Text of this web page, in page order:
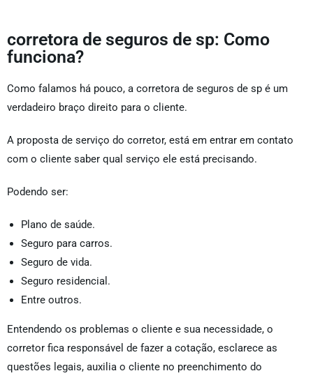
corretora de seguros de sp: Como
funciona?
Como falamos há pouco, a corretora de seguros de sp é um
verdadeiro braço direito para o cliente.
A proposta de serviço do corretor, está em entrar em contato
com o cliente saber qual serviço ele está precisando.
Podendo ser:
Plano de saúde.
Seguro para carros.
Seguro de vida.
Seguro residencial.
Entre outros.
Entendendo os problemas o cliente e sua necessidade, o
corretor fica responsável de fazer a cotação, esclarece as
questões legais, auxilia o cliente no preenchimento do